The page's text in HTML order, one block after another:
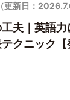
新日：
夫｜英語力
クニック【